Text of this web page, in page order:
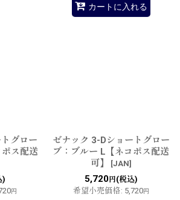
カートに入れる
グロー
ス配送
)
円
ゼナック 3-Dショートグロー
ブ：ブルー L【ネコポス配送
可】
[JAN]
5,720円(税込)
希望小売価格: 5,720円